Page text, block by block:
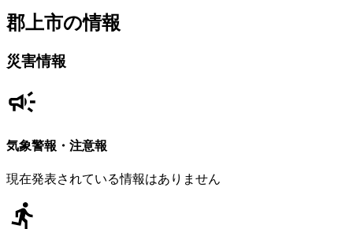
郡上市の情報
災害情報
気象警報・注意報
現在発表されている情報はありません